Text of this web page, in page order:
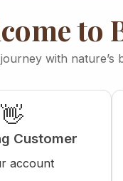
to
with nature’s
👋
Customer
account